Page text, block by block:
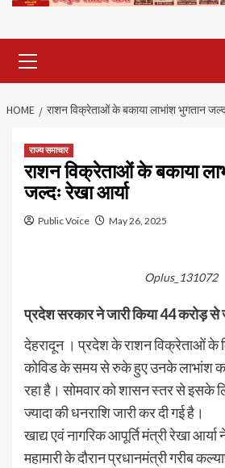
Menu
HOME राशन विक्रेताओं के बकाया लाभांश भुगतान
राज्य समाचार
राशन विक्रेताओं के बकाया
जल्दः रेखा आर्या
Public Voice May 26, 2025
Oplus_131072
प्रदेश सरकार ने जारी किया 44 करोड़ से
देहरादून । प्रदेश के राशन विक्रेताओं के
कोविड के समय से रुके हुए उनके लाभांश
रहा है। सोमवार को शासन स्तर से इसके
ज्यादा की धनराशि जारी कर दी गई है।
खाद्य एवं नागरिक आपूर्ति मंत्री रेखा
महामारी के दौरान प्रधानमंत्री गरीब